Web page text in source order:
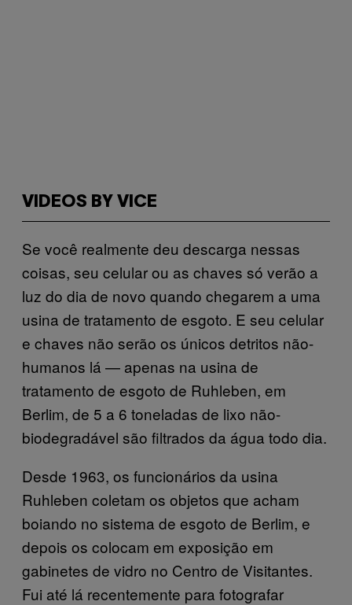
VIDEOS BY VICE
Se você realmente deu descarga nessas
coisas, seu celular ou as chaves só verão a
luz do dia de novo quando chegarem a uma
usina de tratamento de esgoto. E seu celular
e chaves não serão os únicos detritos não-
humanos lá — apenas na usina de
tratamento de esgoto de Ruhleben, em
Berlim, de 5 a 6 toneladas de lixo não-
biodegradável são filtrados da água todo dia.
Desde 1963, os funcionários da usina
Ruhleben coletam os objetos que acham
boiando no sistema de esgoto de Berlim, e
depois os colocam em exposição em
gabinetes de vidro no Centro de Visitantes.
Fui até lá recentemente para fotografar